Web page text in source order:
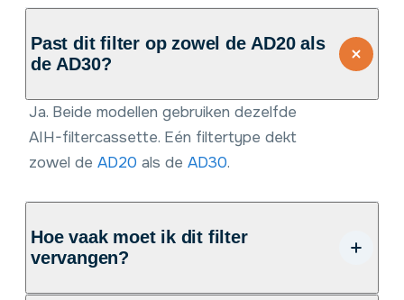
Past dit filter op zowel de AD20 als
de AD30?
Ja. Beide modellen gebruiken dezelfde
AIH-filtercassette. Eén filtertype dekt
zowel de AD20 als de AD30.
Hoe vaak moet ik dit filter
vervangen?